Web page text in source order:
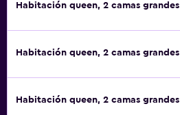
Habitación queen, 2 camas grandes
Habitación queen, 2 camas grandes
Habitación queen, 2 camas grandes